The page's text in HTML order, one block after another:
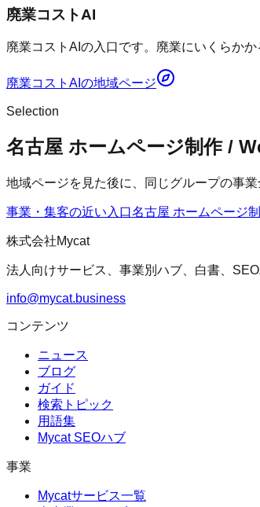
廃業コストAI
廃業コストAIの入口です。廃業にいくらか
廃業コストAI の地域ページ
Selection
名古屋 ホームページ制作 /
地域ページを見た後に、同じグループの事
事業・集客の近い入口名古屋 ホームページ
株式会社Mycat
法人向けサービス、事業別ハブ、白書、
info@mycat.business
コンテンツ
ニュース
ブログ
ガイド
検索トピック
用語集
Mycat SEOハブ
事業
Mycatサービス一覧